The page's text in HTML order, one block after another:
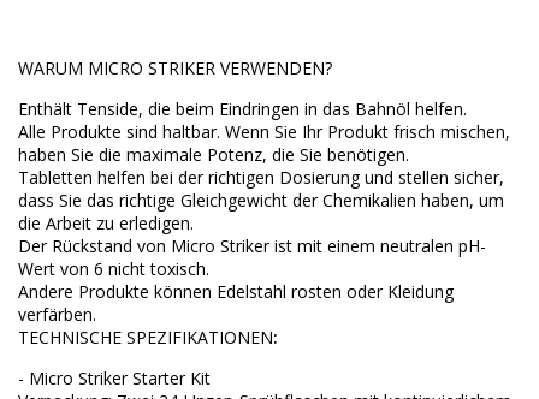
WARUM MICRO STRIKER VERWENDEN?
Enthält Tenside, die beim Eindringen in das Bahnöl helfen.
Alle Produkte sind haltbar. Wenn Sie Ihr Produkt frisch mischen,
haben Sie die maximale Potenz, die Sie benötigen.
Tabletten helfen bei der richtigen Dosierung und stellen sicher,
dass Sie das richtige Gleichgewicht der Chemikalien haben, um
die Arbeit zu erledigen.
Der Rückstand von Micro Striker ist mit einem neutralen pH-
Wert von 6 nicht toxisch.
Andere Produkte können Edelstahl rosten oder Kleidung
verfärben.
TECHNISCHE SPEZIFIKATIONEN:
- Micro Striker Starter Kit